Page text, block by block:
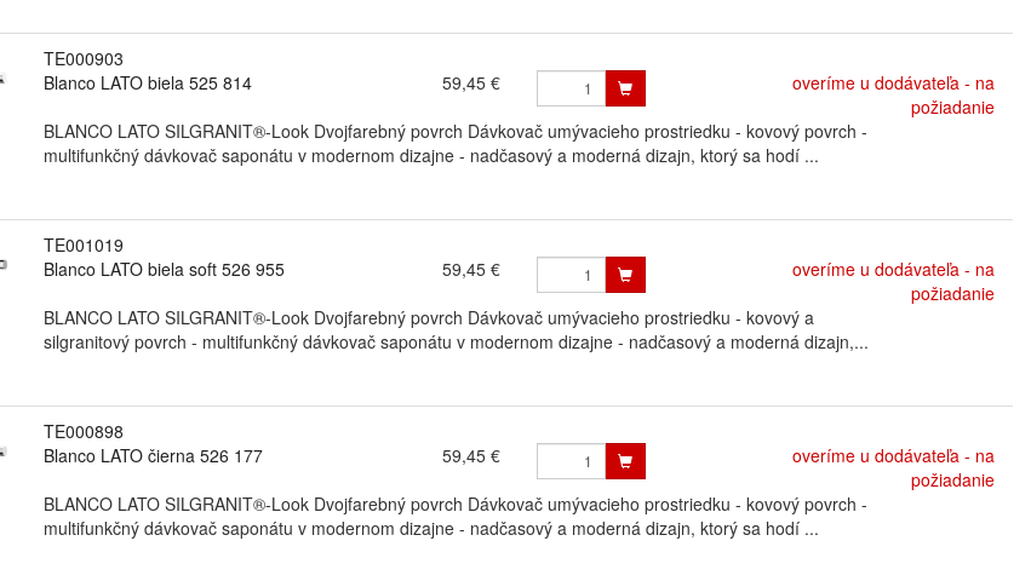
TE000903
Blanco LATO biela 525 814
59,45 €
overíme u dodávateľa - na
požiadanie
BLANCO LATO SILGRANIT®-Look Dvojfarebný povrch Dávkovač umývacieho prostriedku - kovový povrch -
multifunkčný dávkovač saponátu v modernom dizajne - nadčasový a moderná dizajn, ktorý sa hodí ...
TE001019
Blanco LATO biela soft 526 955
59,45 €
overíme u dodávateľa - na
požiadanie
BLANCO LATO SILGRANIT®-Look Dvojfarebný povrch Dávkovač umývacieho prostriedku - kovový a
silgranitový povrch - multifunkčný dávkovač saponátu v modernom dizajne - nadčasový a moderná dizajn,...
TE000898
Blanco LATO čierna 526 177
59,45 €
overíme u dodávateľa - na
požiadanie
BLANCO LATO SILGRANIT®-Look Dvojfarebný povrch Dávkovač umývacieho prostriedku - kovový povrch -
multifunkčný dávkovač saponátu v modernom dizajne - nadčasový a moderná dizajn, ktorý sa hodí ...